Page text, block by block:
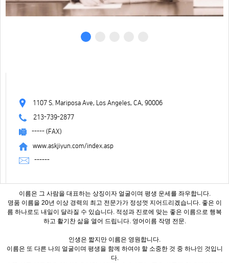
1107 S. Mariposa Ave, Los Angeles, CA, 90006
213-739-2877
----- (FAX)
www.askjiyun.com/index.asp
------
이름은 그 사람을 대표하는 상징이자 얼굴이며 평생 운세를 좌우합니다.
명품 이름을 20년 이상 경력의 최고 전문가가 정성껏 지어드리겠습니다. 좋은 이
름 하나로도 내일이 달라질 수 있습니다. 적성과 진로에 맞는 좋은 이름으로 행복
하고 활기찬 삶을 열어 드립니다. 영어이름 작명 전문.
인생은 짧지만 이름은 영원합니다.
이름은 또 다른 나의 얼굴이며 평생을 함께 하여야 할 소중한 것 중 하나인 것입니
다.